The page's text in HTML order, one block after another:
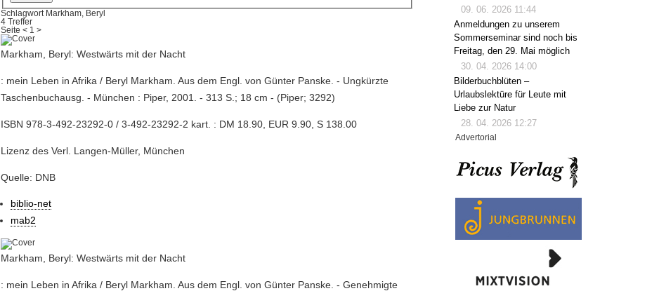
Schlagwort Markham, Beryl
4 Treffer
Seite< 1 >
Markham, Beryl: Westwärts mit der Nacht
: mein Leben in Afrika / Beryl Markham. Aus dem Engl. von Günter Panske. - Ungkürzte
Taschenbuchausg. - München : Piper, 2001. - 313 S.; 18 cm - (Piper; 3292)
ISBN 978-3-492-23292-0 / 3-492-23292-2 kart. : DM 18.90, EUR 9.90, S 138.00
Lizenz des Verl. Langen-Müller, München
Quelle: DNB
biblio-net
mab2
Markham, Beryl: Westwärts mit der Nacht
: mein Leben in Afrika / Beryl Markham. Aus dem Engl. von Günter Panske. - Genehmigte
09. 06. 2026 11:44
Anmeldungen zu unserem
Sommerseminar sind noch bis
Freitag, den 29. Mai möglich
30. 04. 2026 14:00
Bilderbuchblüten –
Urlaubslektüre für Leute mit
Liebe zur Natur
28. 04. 2026 12:27
Advertorial